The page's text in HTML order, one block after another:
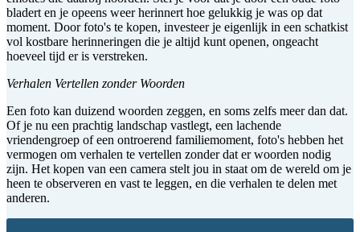
bladert en je opeens weer herinnert hoe gelukkig je was op dat
moment. Door foto's te kopen, investeer je eigenlijk in een schatkist
vol kostbare herinneringen die je altijd kunt openen, ongeacht
hoeveel tijd er is verstreken.
Verhalen Vertellen zonder Woorden
Een foto kan duizend woorden zeggen, en soms zelfs meer dan dat.
Of je nu een prachtig landschap vastlegt, een lachende
vriendengroep of een ontroerend familiemoment, foto's hebben het
vermogen om verhalen te vertellen zonder dat er woorden nodig
zijn. Het kopen van een camera stelt jou in staat om de wereld om je
heen te observeren en vast te leggen, en die verhalen te delen met
anderen.